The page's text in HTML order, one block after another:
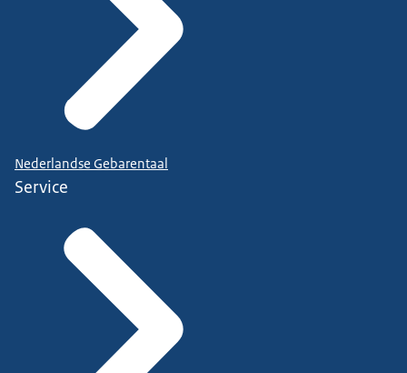
Nederlandse Gebarentaal
Service